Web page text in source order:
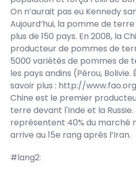
On n’aurait pas eu Kennedy
Aujourd’hui, la pomme de
plus de 150 pays. En 2008, la
producteur de pommes de
5000 variétés de pommes de
les pays andins (Pérou, Bolivie.
savoir plus : http://
Chine est le premier
terre devant l'Inde et la
représentent 40% du marché
arrive au 15e rang après l’Iran.
#lang2: